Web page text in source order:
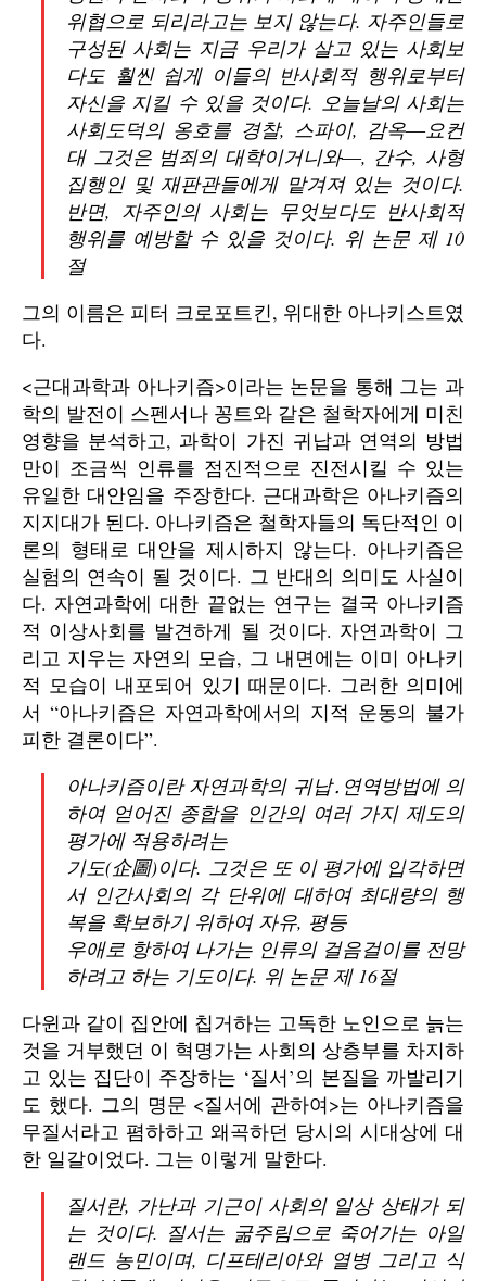
위협으로 되리라고는 보지 않는다. 자주인들로
구성된 사회는 지금 우리가 살고 있는 사회보
다도 훨씬 쉽게 이들의 반사회적 행위로부터
자신을 지킬 수 있을 것이다. 오늘날의 사회는
사회도덕의 옹호를 경찰, 스파이, 감옥―요컨
대 그것은 범죄의 대학이거니와―, 간수, 사형
집행인 및 재판관들에게 맡겨져 있는 것이다.
반면, 자주인의 사회는 무엇보다도 반사회적
행위를 예방할 수 있을 것이다. 위 논문 제 10
절
그의 이름은 피터 크로포트킨, 위대한 아나키스트였
다.
<근대과학과 아나키즘>이라는 논문을 통해 그는 과
학의 발전이 스펜서나 꽁트와 같은 철학자에게 미친
영향을 분석하고, 과학이 가진 귀납과 연역의 방법
만이 조금씩 인류를 점진적으로 진전시킬 수 있는
유일한 대안임을 주장한다. 근대과학은 아나키즘의
지지대가 된다. 아나키즘은 철학자들의 독단적인 이
론의 형태로 대안을 제시하지 않는다. 아나키즘은
실험의 연속이 될 것이다. 그 반대의 의미도 사실이
다. 자연과학에 대한 끝없는 연구는 결국 아나키즘
적 이상사회를 발견하게 될 것이다. 자연과학이 그
리고 지우는 자연의 모습, 그 내면에는 이미 아나키
적 모습이 내포되어 있기 때문이다. 그러한 의미에
서 “아나키즘은 자연과학에서의 지적 운동의 불가
피한 결론이다”.
아나키즘이란 자연과학의 귀납․연역방법에 의
하여 얻어진 종합을 인간의 여러 가지 제도의
평가에 적용하려는
기도(企圖)이다. 그것은 또 이 평가에 입각하면
서 인간사회의 각 단위에 대하여 최대량의 행
복을 확보하기 위하여 자유, 평등
우애로 항하여 나가는 인류의 걸음걸이를 전망
하려고 하는 기도이다. 위 논문 제 16절
다윈과 같이 집안에 칩거하는 고독한 노인으로 늙는
것을 거부했던 이 혁명가는 사회의 상층부를 차지하
고 있는 집단이 주장하는 ‘질서’의 본질을 까발리기
도 했다. 그의 명문 <질서에 관하여>는 아나키즘을
무질서라고 폄하하고 왜곡하던 당시의 시대상에 대
한 일갈이었다. 그는 이렇게 말한다.
질서란, 가난과 기근이 사회의 일상 상태가 되
는 것이다. 질서는 굶주림으로 죽어가는 아일
랜드 농민이며, 디프테리아와 열병 그리고 식